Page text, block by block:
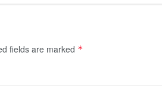
fields are marked *